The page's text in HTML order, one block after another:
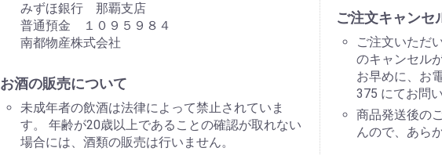
みずほ銀行 那覇支店
普通預金 １０９５９８４
南都物産株式会社
お酒の販売について
未成年者の飲酒は法律によって禁止されていま
す。 年齢が20歳以上であることの確認が取れない
場合には、酒類の販売は行いません。
ご注文キャンセ
ご注文いただ
のキャンセル
お早めに、お
375 にてお問
商品発送後の
んので、あら